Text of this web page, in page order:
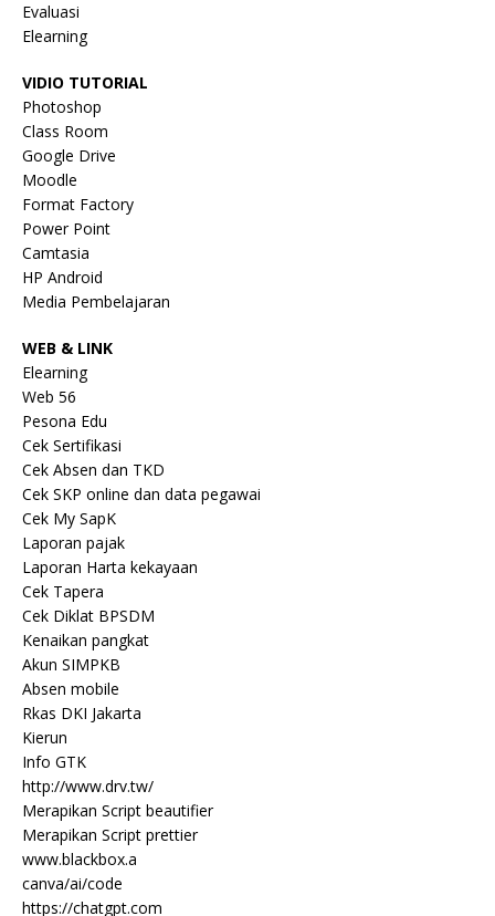
Evaluasi
Elearning
VIDIO TUTORIAL
Photoshop
Class Room
Google Drive
Moodle
Format Factory
Power Point
Camtasia
HP Android
Media Pembelajaran
WEB & LINK
Elearning
Web 56
Pesona Edu
Cek Sertifikasi
Cek Absen dan TKD
Cek SKP online dan data pegawai
Cek My SapK
Laporan pajak
Laporan Harta kekayaan
Cek Tapera
Cek Diklat BPSDM
Kenaikan pangkat
Akun SIMPKB
Absen mobile
Rkas DKI Jakarta
Kierun
Info GTK
http://www.drv.tw/
Merapikan Script beautifier
Merapikan Script prettier
www.blackbox.a
canva/ai/code
https://chatgpt.com